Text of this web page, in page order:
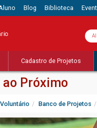
Blog Biblioteca
Cadastro de Projetos
Próximo
Banco de Projetos